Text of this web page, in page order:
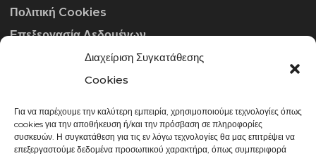
Διαχείριση Συγκατάθεσης
Cookies
Για να παρέχουμε την καλύτερη εμπειρία, χρησιμοποιούμε τεχνολογίες όπως
cookies για την αποθήκευση ή/και την πρόσβαση σε πληροφορίες
συσκευών. Η συγκατάθεση για τις εν λόγω τεχνολογίες θα μας επιτρέψει να
επεξεργαστούμε δεδομένα προσωπικού χαρακτήρα, όπως συμπεριφορά
Πολιτική Cookies
Επεξεργασία Δεδομένων
ΣΤΟΙΧΕΊΑ ΕΠΙΚΟΙΝΩΝΊΑΣ
info@gowithraw.gr
24310 35062